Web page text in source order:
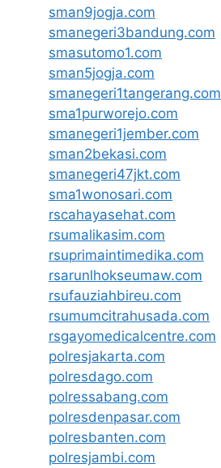
sman9jogja.com
smanegeri3bandung.com
smasutomo1.com
sman5jogja.com
smanegeri1tangerang.com
sma1purworejo.com
smanegeri1jember.com
sman2bekasi.com
smanegeri47jkt.com
sma1wonosari.com
rscahayasehat.com
rsumalikasim.com
rsuprimaintimedika.com
rsarunlhokseumaw.com
rsufauziahbireu.com
rsumumcitrahusada.com
rsgayomedicalcentre.com
polresjakarta.com
polresdago.com
polressabang.com
polresdenpasar.com
polresbanten.com
polresjambi.com